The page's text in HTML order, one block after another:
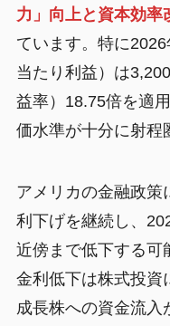
力」向上と資本効率
ています。特に
当たり利益）は
益率）18.75倍を適
価水準が十分に射程
アメリカの金融政策
利下げを継続し、
近傍まで低下する可
金利低下は株式投資
成長株への資金流入